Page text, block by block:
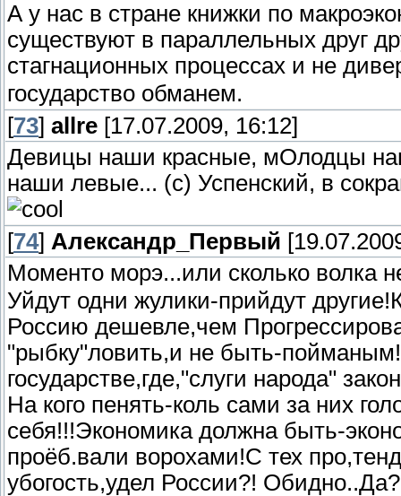
А у нас в стране книжки по
существуют в параллельных друг
стагнационных процессах и не
государство обманем.
[73] allre [17.07.2009, 16:12]
Девицы наши красные, мОлодцы
наши левые... (с) Успенский, в
[74] Александр_Первый
Моменто морэ...или сколько волка
Уйдут одни жулики-прийдут
Россию дешевле,чем
"рыбку"ловить,и не быть-
государстве,где,"слуги народа"
На кого пенять-коль сами за них
себя!!!Экономика должна быть-
проёб.вали ворохами!С тех
убогость,удел России?!